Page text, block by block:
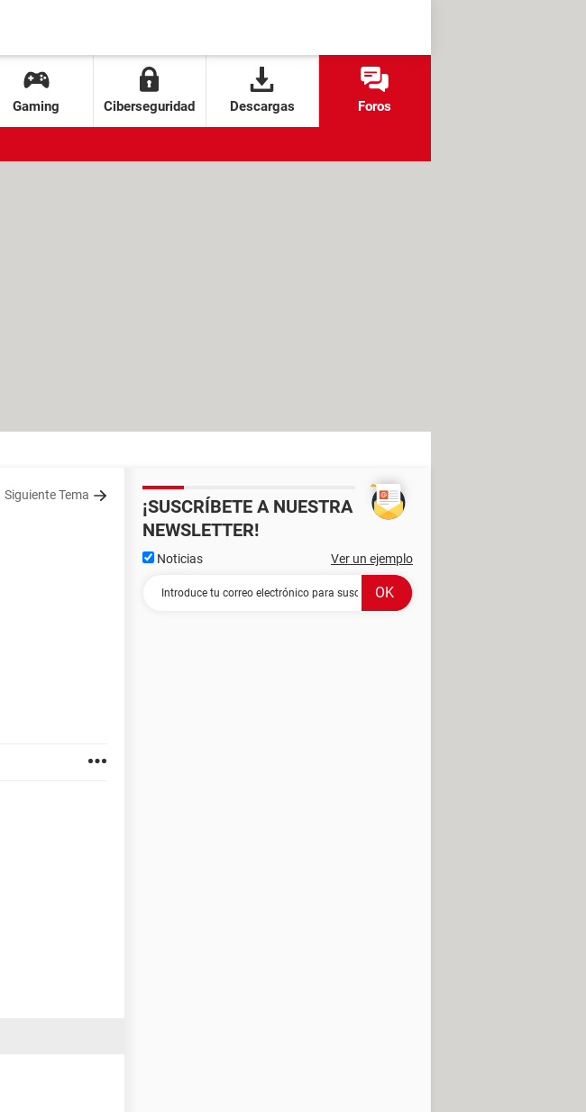
Gaming Ciberseguridad Descargas Foros
Siguiente Tema
¡SUSCRÍBETE A NUESTRA
NEWSLETTER!
Noticias Ver un ejemplo